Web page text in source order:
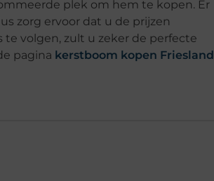
plek om hem te kopen. Er
zorg ervoor dat u de prijzen
volgen, zult u zeker de perfecte
pagina kerstboom kopen Friesland